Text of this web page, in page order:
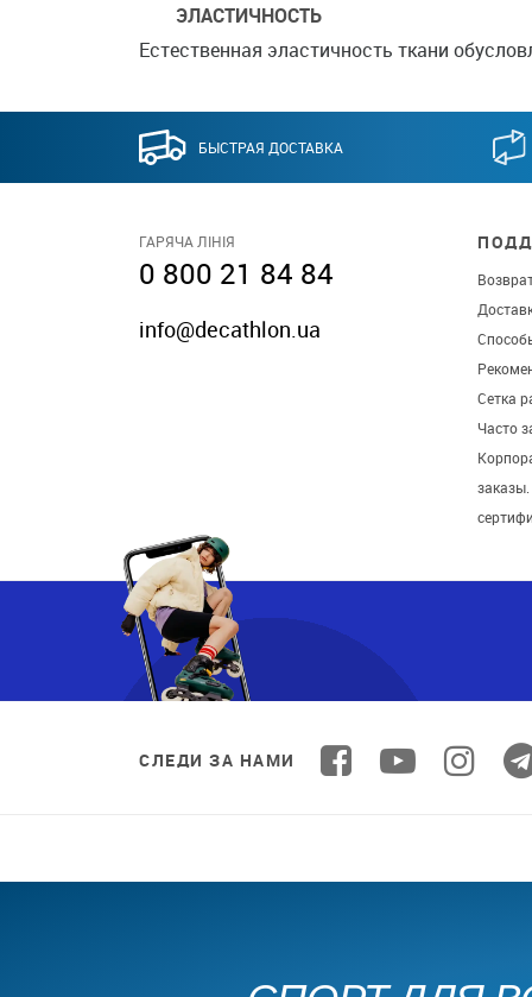
ЭЛАСТИЧНОСТЬ
Естественная эластичность ткани
БЫСТРАЯ ДОСТАВКА
ГАРЯЧА ЛІНІЯ
0 800 21 84 84
info@decathlon.ua
Сетка
Часто
СЛЕДИ ЗА НАМИ